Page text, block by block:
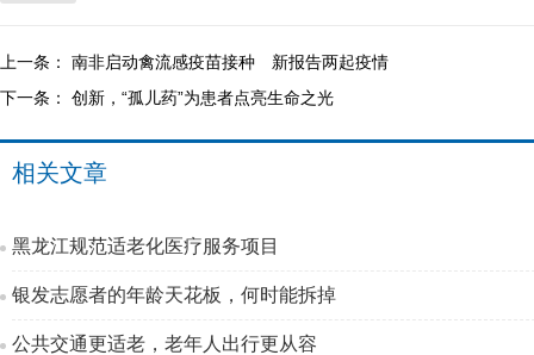
上一条： 南非启动禽流感疫苗接种 新报告两起疫情
下一条： 创新，“孤儿药”为患者点亮生命之光
相关文章
黑龙江规范适老化医疗服务项目
银发志愿者的年龄天花板，何时能拆掉
公共交通更适老，老年人出行更从容